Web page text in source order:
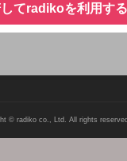
© radiko co., Ltd. All rights reserved
てradikoを利用する